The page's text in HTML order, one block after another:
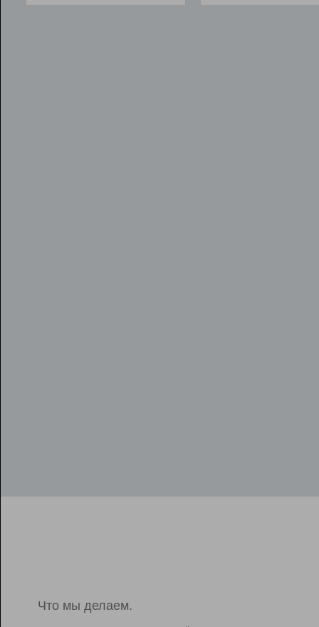
Что мы делаем.